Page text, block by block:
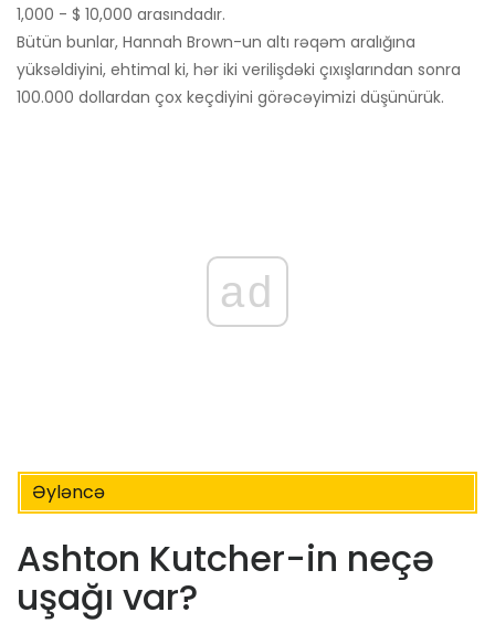
1,000 - $ 10,000 arasındadır.
Bütün bunlar, Hannah Brown-un altı rəqəm aralığına
yüksəldiyini, ehtimal ki, hər iki verilişdəki çıxışlarından sonra
100.000 dollardan çox keçdiyini görəcəyimizi düşünürük.
ad
Əyləncə
Ashton Kutcher-in neçə
uşağı var?